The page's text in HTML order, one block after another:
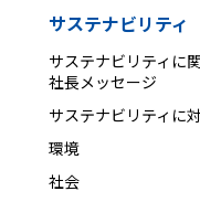
サステナビリティ
サステナビリティに
社長メッセージ
サステナビリティに
環境
社会